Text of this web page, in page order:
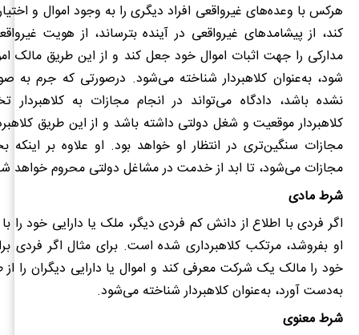
هرکس با وعده‌های غیرواقعی افراد دیگری را به وجود اموال و
کند، از پیشامدهای غیرواقعی در آینده بترساند، از هویت
مدارکی را جهت اثبات اموال خود جعل کند و از این طریق مالک
شود، به‌عنوان کلاهبردار شناخته می‌شود. درصورتی که جرم به
نشده باشد، دادگاه می‌تواند در انجام مجازات به کلاهبردار
کلاهبردار موقعیت و شغل دولتی داشته باشد و از این طریق
مجازات سنگین‌تری در انتظار او خواهد بود. او علاوه بر اینکه
مجازات می‌شود، تا ابد از خدمت در مشاغل دولتی محروم خواهد
شرط مادی
اگر فردی با اطلاع از دانش کم فردی دیگر، ملک یا دارایی خود را
او بفروشد، مرتکب کلاهبرداری شده است. برای مثال اگر فردی
خود را مالک یک شرکت معرفی کند و اموال یا دارایی دیگران را از
به‌دست آورد، به‌عنوان کلاهبردار شناخته می‌شود.
شرط معنوی